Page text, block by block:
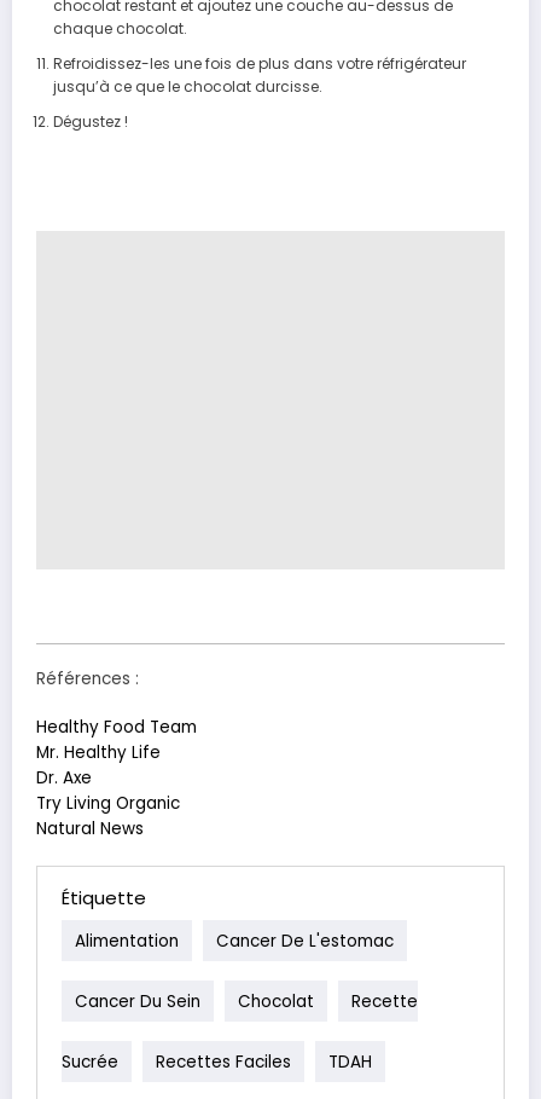
chocolat restant et ajoutez une couche au-dessus de
chaque chocolat.
Refroidissez-les une fois de plus dans votre réfrigérateur
jusqu’à ce que le chocolat durcisse.
Dégustez !
Références :
Healthy Food Team
Mr. Healthy Life
Dr. Axe
Try Living Organic
Natural News
Étiquette
Alimentation Cancer De L'estomac
Cancer Du Sein Chocolat Recette
Sucrée Recettes Faciles TDAH